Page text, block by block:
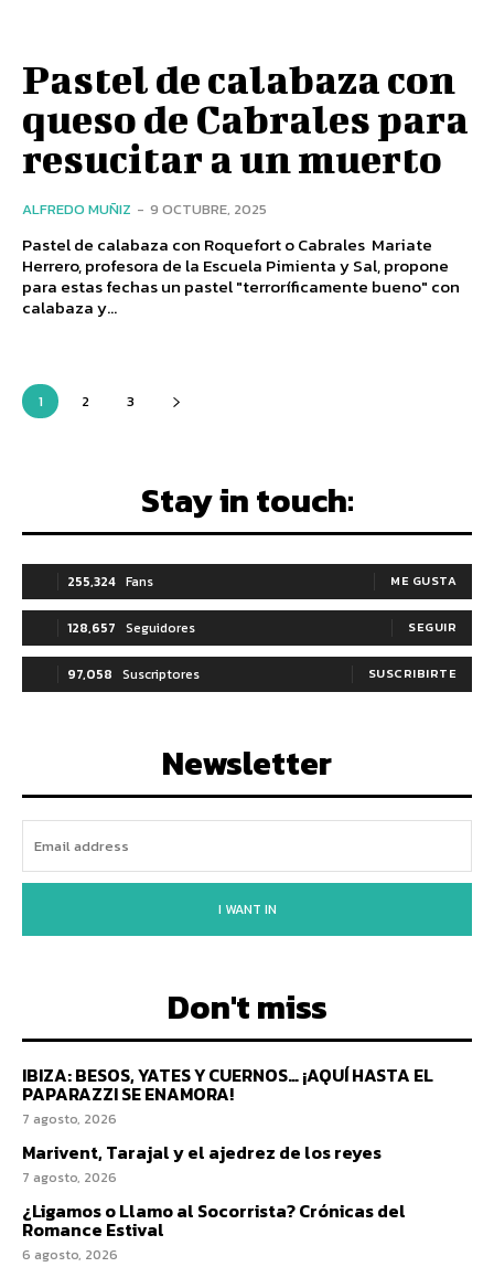
Pastel de calabaza con
queso de Cabrales para
resucitar a un muerto
ALFREDO MUÑIZ - 9 OCTUBRE, 2025
Pastel de calabaza con Roquefort o Cabrales Mariate
Herrero, profesora de la Escuela Pimienta y Sal, propone
para estas fechas un pastel "terroríficamente bueno" con
calabaza y...
1 2 3
Stay in touch:
255,324 Fans ME GUSTA
128,657 Seguidores SEGUIR
97,058 Suscriptores SUSCRIBIRTE
Newsletter
I WANT IN
Don't miss
IBIZA: BESOS, YATES Y CUERNOS… ¡AQUÍ HASTA EL
PAPARAZZI SE ENAMORA!
7 agosto, 2026
Marivent, Tarajal y el ajedrez de los reyes
7 agosto, 2026
¿Ligamos o Llamo al Socorrista? Crónicas del
Romance Estival
6 agosto, 2026